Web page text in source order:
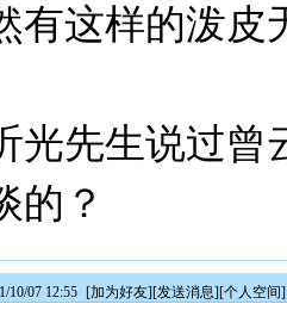
有这样的泼皮
光先生说过曾
的？
10/07 12:55 [加为好友][发送消息][个人空间]